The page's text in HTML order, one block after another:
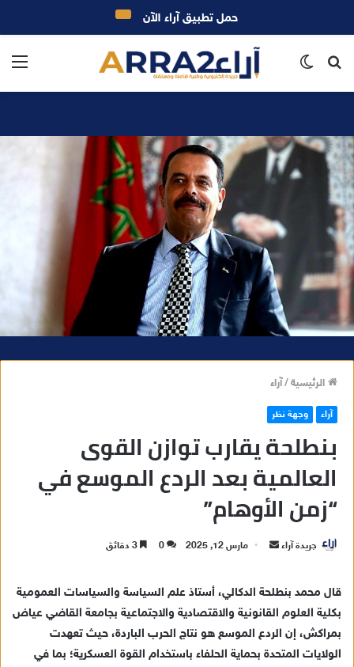
بحث
الرئيسية/آراء
آراء وجهة نظر
بنطلحة يقارب توازن القوى
العالمية بعد الردع الموسع في
“زمن الأوهام”
جريدة آراء
ر
ي
مارس 12, 2025 0
قال محمد بنطلحة الدكالي، أستاذ علم السياسة والسياسات العمومية
بكلية العلوم القانونية والاقتصادية والاجتماعية بجامعة القاضي عياض
بمراكش، إن الردع الموسع هو نتاج الحرب الباردة، حيث تعهدت
الولايات المتحدة بحماية الحلفاء باستخدام القوة العسكرية؛ بما في
حمل تطبيق آراء الآن